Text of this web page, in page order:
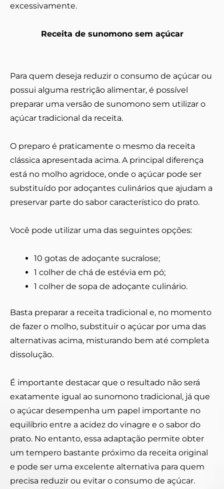
excessivamente.
Receita de sunomono sem açúcar
Para quem deseja reduzir o consumo de açúcar ou
possui alguma restrição alimentar, é possível
preparar uma versão de sunomono sem utilizar o
açúcar tradicional da receita.
O preparo é praticamente o mesmo da receita
clássica apresentada acima. A principal diferença
está no molho agridoce, onde o açúcar pode ser
substituído por adoçantes culinários que ajudam a
preservar parte do sabor característico do prato.
Você pode utilizar uma das seguintes opções:
10 gotas de adoçante sucralose;
1 colher de chá de estévia em pó;
1 colher de sopa de adoçante culinário.
Basta preparar a receita tradicional e, no momento
de fazer o molho, substituir o açúcar por uma das
alternativas acima, misturando bem até completa
dissolução.
É importante destacar que o resultado não será
exatamente igual ao sunomono tradicional, já que
o açúcar desempenha um papel importante no
equilíbrio entre a acidez do vinagre e o sabor do
prato. No entanto, essa adaptação permite obter
um tempero bastante próximo da receita original
e pode ser uma excelente alternativa para quem
precisa reduzir ou evitar o consumo de açúcar.